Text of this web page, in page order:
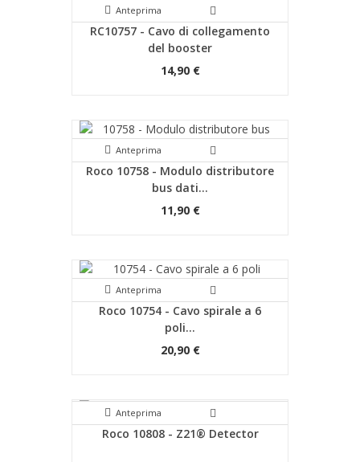
Anteprima
RC10757 - Cavo di collegamento
del booster
14,90 €
Anteprima
Roco 10758 - Modulo distributore
bus dati...
11,90 €
Anteprima
Roco 10754 - Cavo spirale a 6
poli...
20,90 €
Anteprima
Roco 10808 - Z21® Detector